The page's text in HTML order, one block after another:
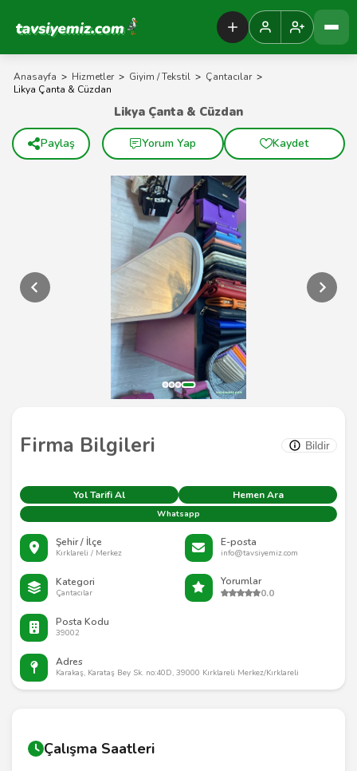
Tavsiyemiz Anasayfa
Anasayfa > Hizmetler > Giyim / Tekstil > Çantacılar >
Likya Çanta & Cüzdan
Firma Bilgileri Bildir
Yol Tarifi Al Hemen Ara
Whatsapp
Şehir / İlçe
Kırklareli / Merkez
E-posta
info@tavsiyemiz.com
Kategori
Çantacılar
Yorumlar
0.0
Posta Kodu
39002
Adres
Karakaş, Karataş Bey Sk. no:40D, 39000 Kırklareli Merkez/Kırklareli
Likya Çanta & Cüzdan
Paylaş Yorum Yap Kaydet
Çalışma Saatleri